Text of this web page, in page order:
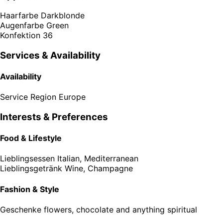
Haarfarbe Darkblonde
Augenfarbe Green
Konfektion 36
Services & Availability
Availability
Service Region Europe
Interests & Preferences
Food & Lifestyle
Lieblingsessen Italian, Mediterranean
Lieblingsgetränk Wine, Champagne
Fashion & Style
Geschenke flowers, chocolate and anything spiritual